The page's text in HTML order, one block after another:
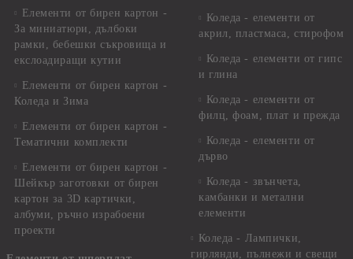
Елементи от бирен картон -
За миниатюри, дълбоки
рамки, бебешки съкровища и
екслоадиращи кутии
Елементи от бирен картон -
Коледа и Зима
Елементи от бирен картон -
Тематични комплекти
Елементи от бирен картон -
Шейкър заготовки от бирен
картон за 3D картички,
албуми, ръчно израбоени
проекти
Коледа - елементи от
акрил, пластмаса, стирофом
Коледа - елементи от гипс
и глина
Коледа - елементи от
филц, фоам, плат и прежда
Коледа - елементи от
дърво
Коледа - звънчета,
камбанки и метални
елементи
Коледа - Лампички,
гирлянди, пълнежи и свещи